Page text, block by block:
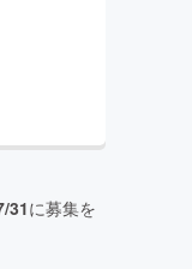
31に募集を